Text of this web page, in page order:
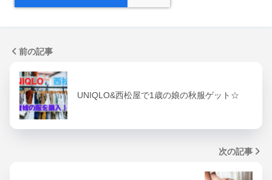
前の記事
UNIQLO&西松屋で1歳の娘の秋服ゲット☆
次の記事